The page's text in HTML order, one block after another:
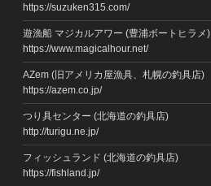
https://suzuken315.com/
遊漁船 マジカルアワー (豊浦ボートヒラメ)
https://www.magicalhour.net/
AZem (旧アメリカ屋漁具、札幌の釣具店)
https://azem.co.jp/
つり具センター (北海道の釣具店)
http://turigu.ne.jp/
フィッシュランド (北海道の釣具店)
https://fishland.jp/